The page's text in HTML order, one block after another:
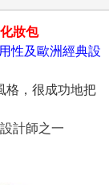
妝包
性及歐洲經典設
格，很成功地把
計師之一